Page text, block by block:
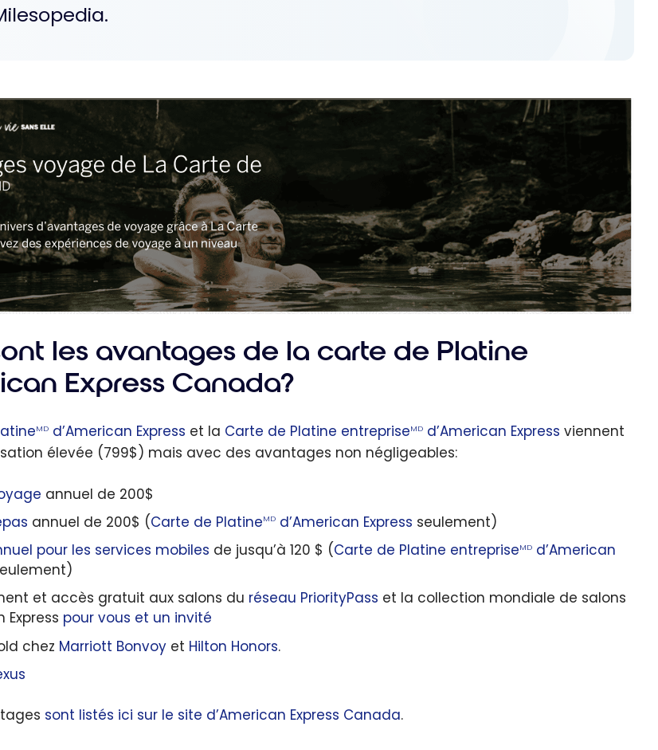
les avantages de la carte de Platine
Express Canada?
MD d’American Express et la Carte de Platine entrepriseMD d’American Express viennent
élevée (799$) mais avec des avantages non négligeables:
annuel de 200$
annuel de 200$ (Carte de PlatineMDd’American Express seulement)
pour les services mobiles de jusqu’à 120 $ (Carte de Platine entrepriseMDd’American
et accès gratuit aux salons du réseau PriorityPass et la collection mondiale de salons
Express pour vous et un invité
chez Marriott Bonvoyet Hilton Honors.
sont listés ici sur le site d’American Express Canada.